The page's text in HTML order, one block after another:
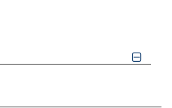
ODER ZULETZT ANGESEHENE